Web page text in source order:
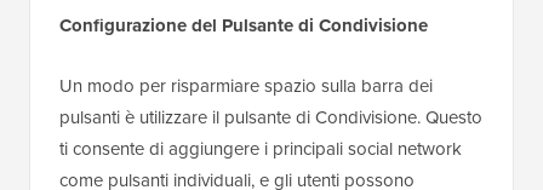
Configurazione del Pulsante di Condivisione
Un modo per risparmiare spazio sulla barra dei
pulsanti è utilizzare il pulsante di Condivisione. Questo
ti consente di aggiungere i principali social network
come pulsanti individuali, e gli utenti possono